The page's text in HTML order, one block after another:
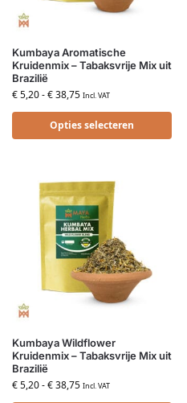
Kumbaya Aromatische
Kruidenmix – Tabaksvrije Mix uit
Brazilië
€5,20-€38,75 Incl. VAT
Opties selecteren
Kumbaya Wildflower
Kruidenmix – Tabaksvrije Mix uit
Brazilië
€5,20-€38,75 Incl. VAT